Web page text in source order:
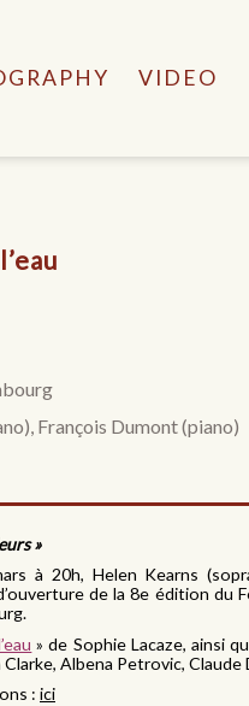
VIDEO
François Dumont (piano)
»
à 20h, Helen Kearns
de la 8e édition du
» de Sophie Lacaze, ainsi
Clarke, Albena Petrovic,
: ici